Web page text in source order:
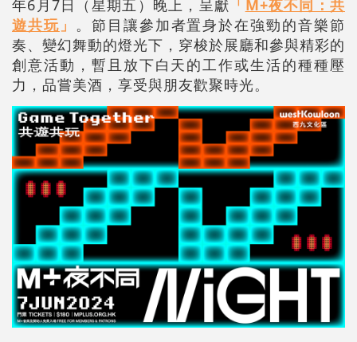
年6月7日（星期五）晚上，呈獻 「M+夜不同：共
遊共玩 」 。節目讓參加者置身於在強勁的音樂節
奏、變幻舞動的燈光下，穿梭於展廳和參與精彩的
創意活動，暫且放下白天的工作或生活的種種壓
力，品嘗美酒，享受與朋友歡聚時光。